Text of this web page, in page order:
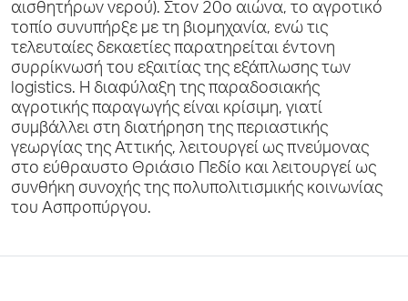
αισθητήρων νερού). Στον 20ο αιώνα, το αγροτικό
τοπίο συνυπήρξε με τη βιομηχανία, ενώ τις
τελευταίες δεκαετίες παρατηρείται έντονη
συρρίκνωσή του εξαιτίας της εξάπλωσης των
logistics. Η διαφύλαξη της παραδοσιακής
αγροτικής παραγωγής είναι κρίσιμη, γιατί
συμβάλλει στη διατήρηση της περιαστικής
γεωργίας της Αττικής, λειτουργεί ως πνεύμονας
στο εύθραυστο Θριάσιο Πεδίο και λειτουργεί ως
συνθήκη συνοχής της πολυπολιτισμικής κοινωνίας
του Ασπροπύργου.